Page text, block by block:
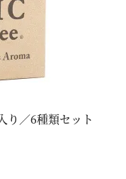
り／6種類セット